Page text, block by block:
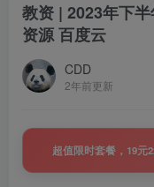
教资 | 2023年下
资源 百度云
CDD
2年前更新
超值限时套餐，19元